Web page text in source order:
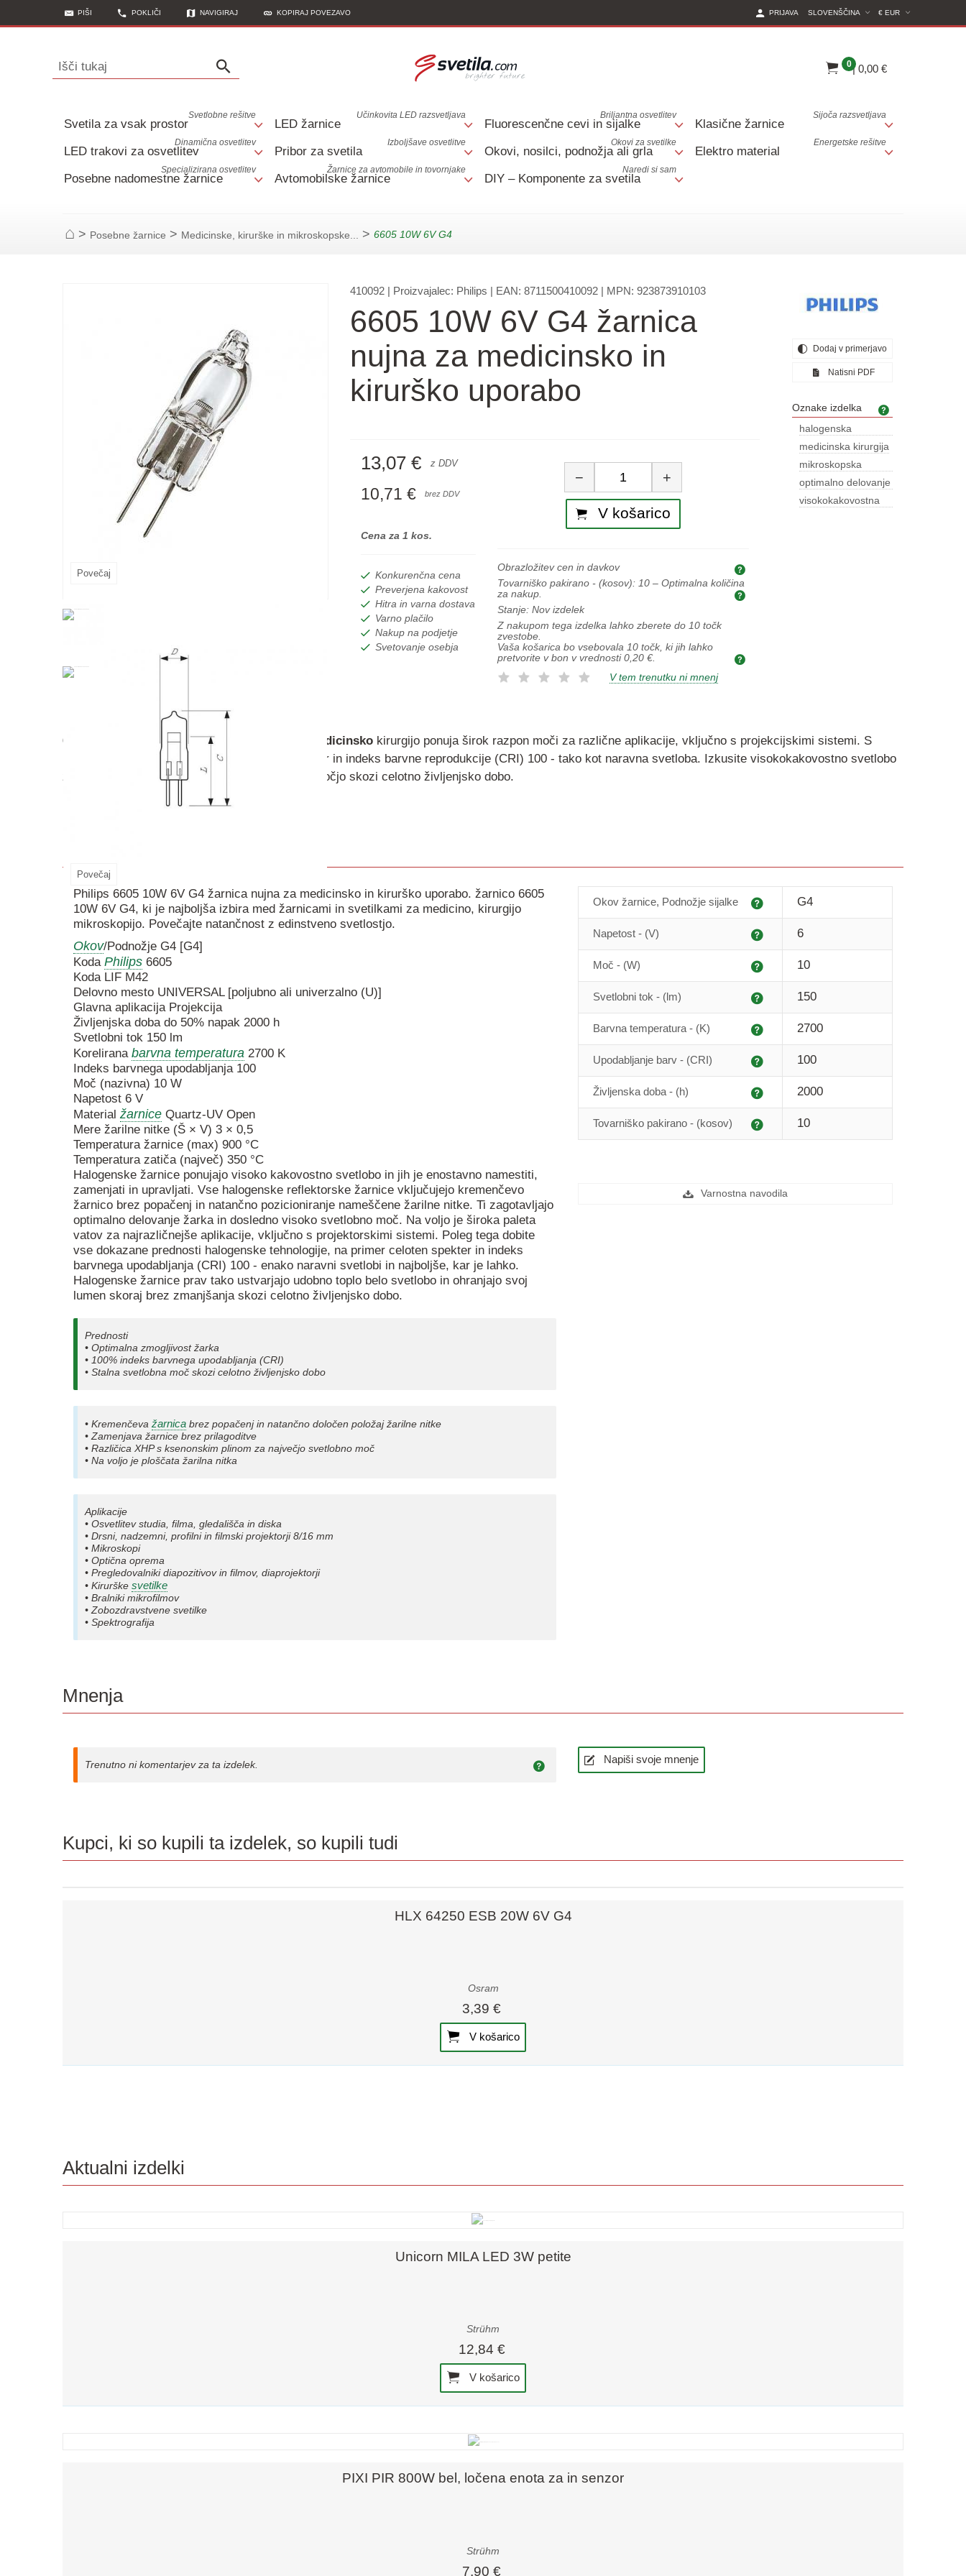
PIŠI POKLIČI NAVIGIRAJ KOPIRAJ POVEZAVO € EUR (CURRENT
SLOVENŠČINA
PRIJAVA
Išči tukaj 0| 0,00 €
Svetila za vsak prostor
Svetlobne rešitve
LED žarnice
Učinkovita LED razsvetljava
Fluorescenčne cevi in sijalke
Briljantna osvetlitev
Klasične žarnice
Sijoča razsvetljava
LED trakovi za osvetlitev
Dinamična osvetlitev
Pribor za svetila
Izboljšave osvetlitve
Okovi, nosilci, podnožja ali grla
Okovi za svetilke
Elektro material
Energetske rešitve
Posebne nadomestne žarnice
Specializirana osvetlitev
Avtomobilske žarnice
Žarnice za avtomobile in tovornjake
DIY – Komponente za svetila
Naredi si sam
Začetna stran
> Posebne žarnice > Medicinske, kirurške in mikroskopske... > 6605 10W 6V G4
Povečaj
Povečaj
410092| Proizvajalec: Philips | EAN: 8711500410092| MPN: 923873910103
6605 10W 6V G4 žarnica
nujna za medicinsko in
kirurško uporabo
13,07 € z DDV
10,71 € brez DDV
Cena za 1 kos.
Konkurenčna cena
Preverjena kakovost
Hitra in varna dostava
Varno plačilo
Nakup na podjetje
Svetovanje osebja
Količina
− +
V košarico
Obrazložitev cen in davkov
Tovarniško pakirano - (kosov): 10– Optimalna količina
za nakup.
Stanje: Nov izdelek
Z nakupom tega izdelka lahko zberete do 10točk
zvestobe.
Vaša košarica bo vsebovala 10točk, ki jih lahko
pretvorite v bon v vrednosti 0,20 €.
V tem trenutku ni mnenj
Dodaj v primerjavo
Natisni PDF
Oznake izdelka
halogenska
tehnologija
medicinska kirurgija
mikroskopska
žarnica
optimalno delovanje
žarka
visokokakovostna
6605 žarnicaza mikroskopijo za medicinsko kirurgijo ponuja širok razpon moči za različne aplikacije, vključno s projekcijskimi sistemi. S
halogensko tehnologijo zagotavlja celoten spekter in indeks barvne reprodukcije (CRI) 100 - tako kot naravna svetloba. Izkusite visokokakovostno svetlobo
z optimalno zmogljivostjo snopa in konstantno močjo skozi celotno življenjsko dobo.
Philips 6605 10W 6V G4 žarnica nujna za medicinsko in kirurško uporabo. žarnico 6605
10W 6V G4, ki je najboljša izbira med žarnicami in svetilkami za medicino, kirurgijo
mikroskopijo. Povečajte natančnost z edinstveno svetlostjo.
Okov/Podnožje G4 [G4]
Koda Philips 6605
Koda LIF M42
Delovno mesto UNIVERSAL [poljubno ali univerzalno (U)]
Glavna aplikacija Projekcija
Življenjska doba do 50% napak 2000 h
Svetlobni tok 150 lm
Korelirana barvna temperatura 2700 K
Indeks barvnega upodabljanja 100
Moč (nazivna) 10 W
Napetost 6 V
Material žarnice Quartz-UV Open
Mere žarilne nitke (Š × V) 3 × 0,5
Temperatura žarnice (max) 900 °C
Temperatura zatiča (največ) 350 °C
Halogenske žarnice ponujajo visoko kakovostno svetlobo in jih je enostavno namestiti,
zamenjati in upravljati. Vse halogenske reflektorske žarnice vključujejo kremenčevo
žarnico brez popačenj in natančno pozicioniranje nameščene žarilne nitke. Ti zagotavljajo
optimalno delovanje žarka in dosledno visoko svetlobno moč. Na voljo je široka paleta
vatov za najrazličnejše aplikacije, vključno s projektorskimi sistemi. Poleg tega dobite
vse dokazane prednosti halogenske tehnologije, na primer celoten spekter in indeks
barvnega upodabljanja (CRI) 100 - enako naravni svetlobi in najboljše, kar je lahko.
Halogenske žarnice prav tako ustvarjajo udobno toplo belo svetlobo in ohranjajo svoj
lumen skoraj brez zmanjšanja skozi celotno življenjsko dobo.
Prednosti
• Optimalna zmogljivost žarka
• 100% indeks barvnega upodabljanja (CRI)
• Stalna svetlobna moč skozi celotno življenjsko dobo
• Kremenčeva žarnica brez popačenj in natančno določen položaj žarilne nitke
• Zamenjava žarnice brez prilagoditve
• Različica XHP s ksenonskim plinom za največjo svetlobno moč
• Na voljo je ploščata žarilna nitka
Aplikacije
• Osvetlitev studia, filma, gledališča in diska
• Drsni, nadzemni, profilni in filmski projektorji 8/16 mm
• Mikroskopi
• Optična oprema
• Pregledovalniki diapozitivov in filmov, diaprojektorji
• Kirurške svetilke
• Bralniki mikrofilmov
• Zobozdravstvene svetilke
• Spektrografija
Pojasnilo
Okov žarnice, Podnožje sijalke G4
Pojasnilo
Napetost - (V) 6
Pojasnilo
Moč - (W) 10
Pojasnilo
Svetlobni tok - (lm) 150
Pojasnilo
Barvna temperatura - (K) 2700
Pojasnilo
Upodabljanje barv - (CRI) 100
Pojasnilo
Življenska doba - (h) 2000
Pojasnilo
Tovarniško pakirano - (kosov) 10
Varnostna navodila
Mnenja
Trenutno ni komentarjev za ta izdelek. Napiši svoje mnenje
Kupci, ki so kupili ta izdelek, so kupili tudi
HLX 64250 ESB 20W 6V G4
Osram
3,39 €
V košarico
Aktualni izdelki
Unicorn MILA LED 3W petite
Strühm
12,84 €
V košarico
PIXI PIR 800W bel, ločena enota za in senzor
Strühm
7,90 €